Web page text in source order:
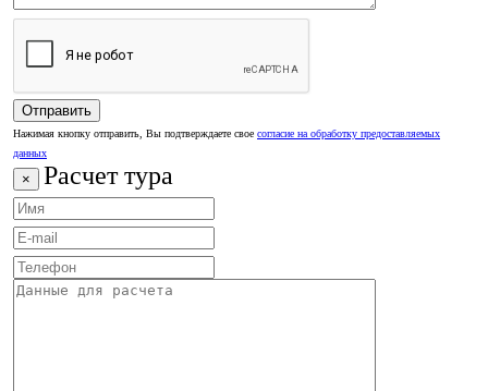
Нажимая кнопку отправить, Вы подтверждаете свое согласие на обработку предоставляемых
данных
× Расчет тура